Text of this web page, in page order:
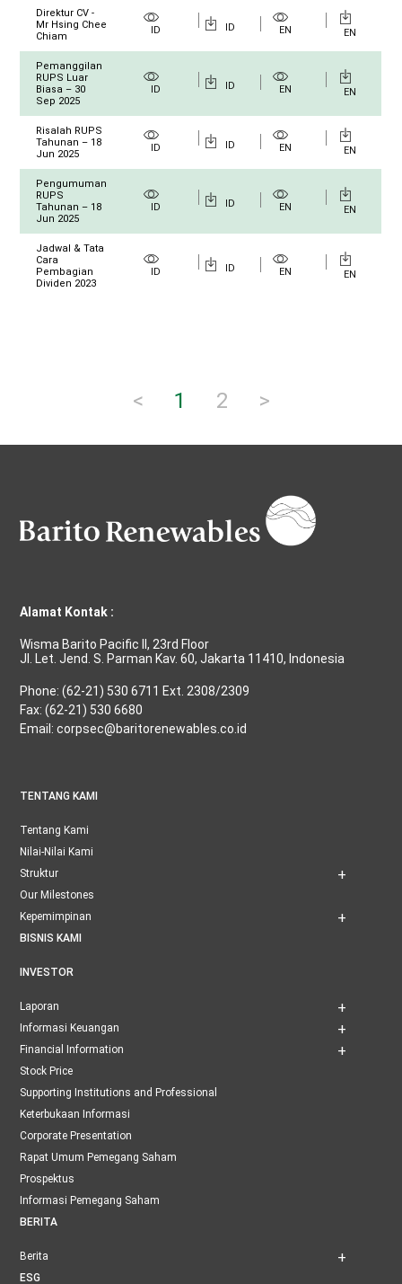
Direktur CV -
Mr Hsing Chee
Chiam
ID ID EN EN
Pemanggilan
RUPS Luar
Biasa – 30
Sep 2025
ID ID EN EN
Risalah RUPS
Tahunan – 18
Jun 2025
ID ID EN EN
Pengumuman
RUPS
Tahunan – 18
Jun 2025
ID ID EN EN
Jadwal & Tata
Cara
Pembagian
Dividen 2023
ID ID EN EN
< 1 2 >
Alamat Kontak :
Wisma Barito Pacific II, 23rd Floor
Jl. Let. Jend. S. Parman Kav. 60, Jakarta 11410, Indonesia
Phone: (62-21) 530 6711 Ext. 2308/2309
Fax: (62-21) 530 6680
Email: corpsec@baritorenewables.co.id
TENTANG KAMI
Tentang Kami
Nilai-Nilai Kami
Struktur
Our Milestones
Kepemimpinan
BISNIS KAMI
INVESTOR
Laporan
Informasi Keuangan
Financial Information
Stock Price
Supporting Institutions and Professional
Keterbukaan Informasi
Corporate Presentation
Rapat Umum Pemegang Saham
Prospektus
Informasi Pemegang Saham
BERITA
Berita
ESG